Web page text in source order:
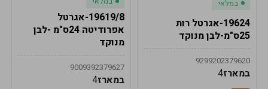
במלאי
19624-אגרטל רות
25ס"מ-לבן מנוקד
9299202379620
במארז4
19619/8-אגרטל
אפרודיטה 24ס"מ -לבן
מנוקד
9009392379627
במארז4